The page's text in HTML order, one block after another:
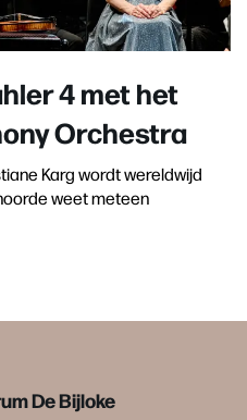
4 met het
Orchestra
Karg wordt wereldwijd
weet meteen
De Bijloke